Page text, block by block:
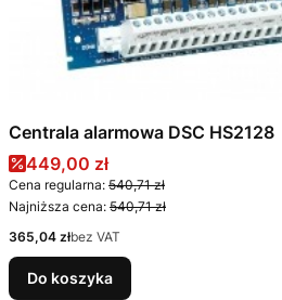
Centrala alarmowa DSC HS2128
Cena promocyjna
449,00 zł
Cena regularna: 540,71 zł
Najniższa cena: 540,71 zł
Cena
365,04 złbez VAT
Do koszyka